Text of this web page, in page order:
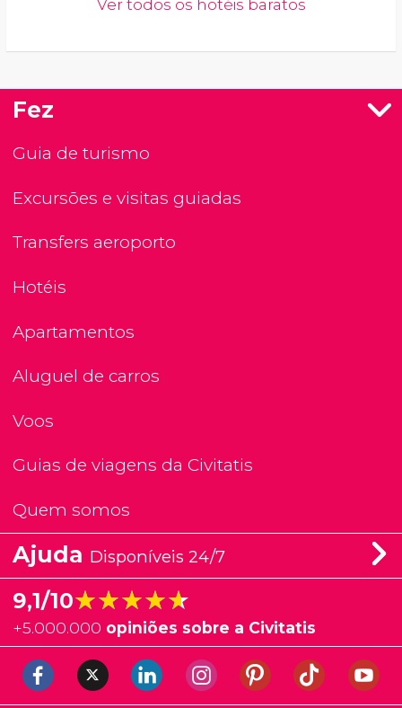
Ver todos os hotéis baratos
Fez
Guia de turismo
Excursões e visitas guiadas
Transfers aeroporto
Hotéis
Apartamentos
Aluguel de carros
Voos
Guias de viagens da Civitatis
Quem somos
Ajuda Disponíveis 24/7
9,1/10★★★★★
★★★★★
+5.000.000 opiniões sobre a Civitatis